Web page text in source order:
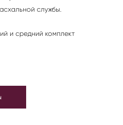
службы.
и средний комплект